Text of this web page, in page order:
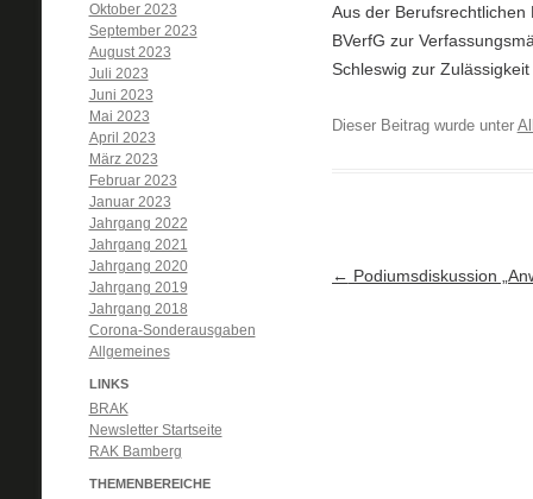
Aus der
BVerfG zur
Schleswig zur
Dieser Beitrag wurde unter
Artikel-Navigation
← Podiumsdiskussion
Oktober 2023
September 2023
August 2023
Juli 2023
Juni 2023
Mai 2023
April 2023
März 2023
Februar 2023
Januar 2023
Jahrgang 2022
Jahrgang 2021
Jahrgang 2020
Jahrgang 2019
Jahrgang 2018
Corona-Sonderausgaben
Allgemeines
LINKS
BRAK
Newsletter Startseite
RAK Bamberg
THEMENBEREICHE